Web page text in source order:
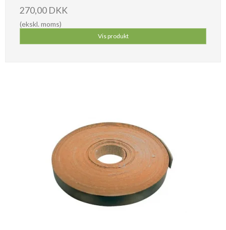
270,00 DKK
(ekskl. moms)
Vis produkt